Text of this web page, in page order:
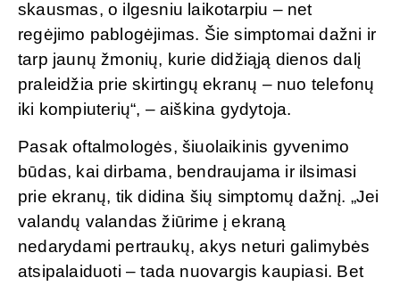
skausmas, o ilgesniu laikotarpiu – net
regėjimo pablogėjimas. Šie simptomai dažni ir
tarp jaunų žmonių, kurie didžiąją dienos dalį
praleidžia prie skirtingų ekranų – nuo telefonų
iki kompiuterių“, – aiškina gydytoja.
Pasak oftalmologės, šiuolaikinis gyvenimo
būdas, kai dirbama, bendraujama ir ilsimasi
prie ekranų, tik didina šių simptomų dažnį. „Jei
valandų valandas žiūrime į ekraną
nedarydami pertraukų, akys neturi galimybės
atsipalaiduoti – tada nuovargis kaupiasi. Bet